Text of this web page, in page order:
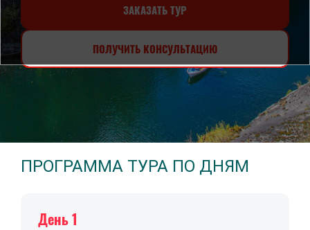
ЗАКАЗАТЬ ТУР
ПОЛУЧИТЬ КОНСУЛЬТАЦИЮ
ПРОГРАММА ТУРА ПО ДНЯМ
День 1